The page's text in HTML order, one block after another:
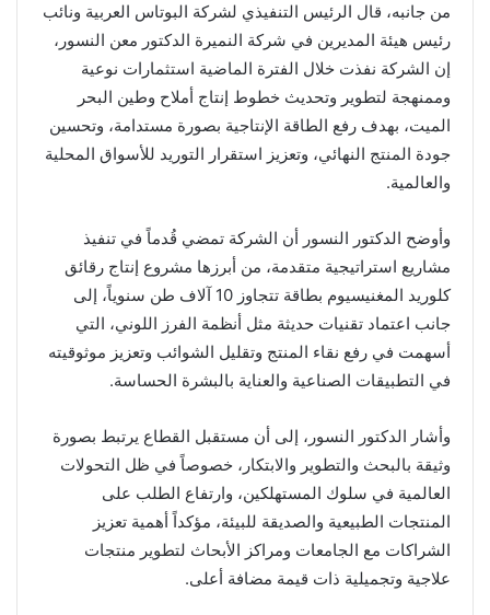
من جانبه، قال الرئيس التنفيذي لشركة البوتاس العربية ونائب
رئيس هيئة المديرين في شركة النميرة الدكتور معن النسور،
إن الشركة نفذت خلال الفترة الماضية استثمارات نوعية
وممنهجة لتطوير وتحديث خطوط إنتاج أملاح وطين البحر
الميت، بهدف رفع الطاقة الإنتاجية بصورة مستدامة، وتحسين
جودة المنتج النهائي، وتعزيز استقرار التوريد للأسواق المحلية
والعالمية.
وأوضح الدكتور النسور أن الشركة تمضي قُدماً في تنفيذ
مشاريع استراتيجية متقدمة، من أبرزها مشروع إنتاج رقائق
كلوريد المغنيسيوم بطاقة تتجاوز 10 آلاف طن سنوياً، إلى
جانب اعتماد تقنيات حديثة مثل أنظمة الفرز اللوني، التي
أسهمت في رفع نقاء المنتج وتقليل الشوائب وتعزيز موثوقيته
في التطبيقات الصناعية والعناية بالبشرة الحساسة.
وأشار الدكتور النسور، إلى أن مستقبل القطاع يرتبط بصورة
وثيقة بالبحث والتطوير والابتكار، خصوصاً في ظل التحولات
العالمية في سلوك المستهلكين، وارتفاع الطلب على
المنتجات الطبيعية والصديقة للبيئة، مؤكداً أهمية تعزيز
الشراكات مع الجامعات ومراكز الأبحاث لتطوير منتجات
علاجية وتجميلية ذات قيمة مضافة أعلى.